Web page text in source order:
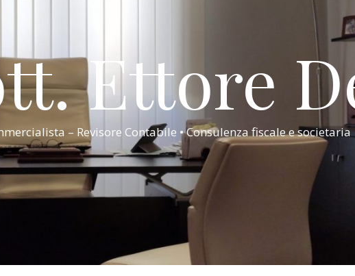
Ettore
– Revisore Contabile • Consulenza fiscale e societaria